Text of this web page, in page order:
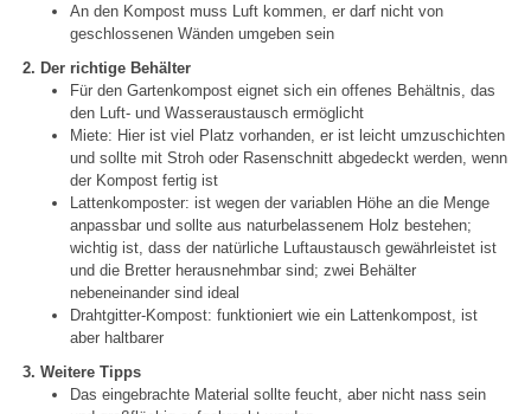
An den Kompost muss Luft kommen, er darf nicht von
geschlossenen Wänden umgeben sein
2. Der richtige Behälter
Für den Gartenkompost eignet sich ein offenes Behältnis, das
den Luft- und Wasseraustausch ermöglicht
Miete: Hier ist viel Platz vorhanden, er ist leicht umzuschichten
und sollte mit Stroh oder Rasenschnitt abgedeckt werden, wenn
der Kompost fertig ist
Lattenkomposter: ist wegen der variablen Höhe an die Menge
anpassbar und sollte aus naturbelassenem Holz bestehen;
wichtig ist, dass der natürliche Luftaustausch gewährleistet ist
und die Bretter herausnehmbar sind; zwei Behälter
nebeneinander sind ideal
Drahtgitter-Kompost: funktioniert wie ein Lattenkompost, ist
aber haltbarer
3. Weitere Tipps
Das eingebrachte Material sollte feucht, aber nicht nass sein